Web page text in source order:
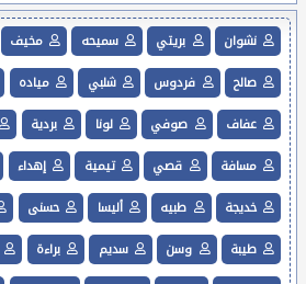
نشوان بريتي سميحه مخيف
صالح
فردوس شلبي مياده
عفاف
صوفي لونا بردية
مسافة
قصي تيمية إهداء
خديجة
طبيه أليسا حسنى
طيبة
وسن سديم براءة